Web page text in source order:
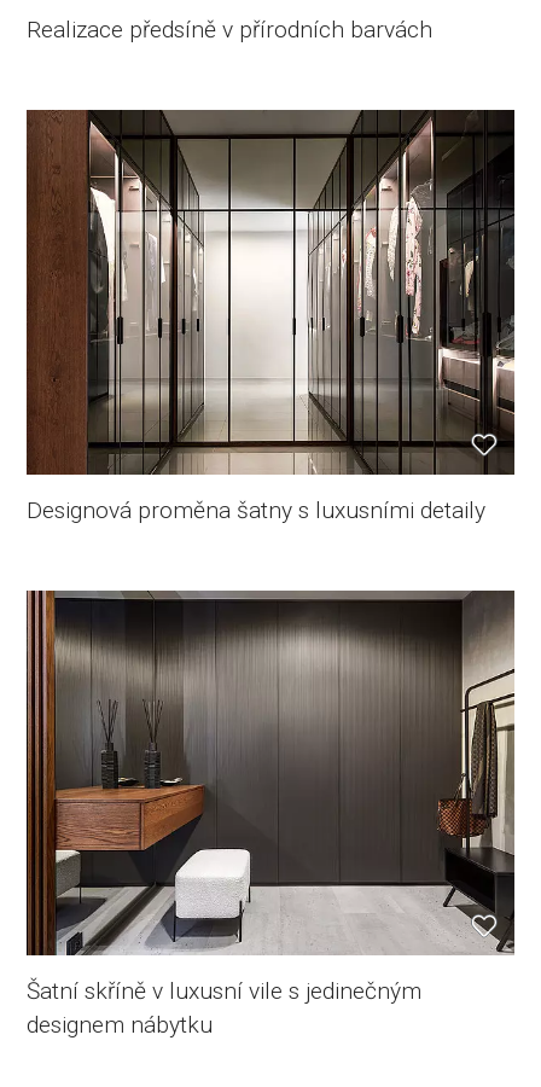
Realizace předsíně v přírodních barvách
Designová proměna šatny s luxusními detaily
Šatní skříně v luxusní vile s jedinečným
designem nábytku